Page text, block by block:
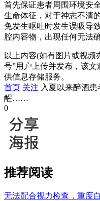
首先保证患者周围环境安
生命体征，对于神志不清
免发生呕吐时发生误吸导
腔内容物，出现任何无法
以上内容(如有图片或视频
号”用户上传并发布，该
供信息存储服务。
首页 关注 入夏以来醉酒
醒……
0
推荐阅读
无法配合视力检查，重度